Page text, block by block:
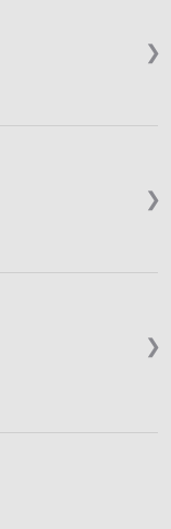
❯
❯
❯